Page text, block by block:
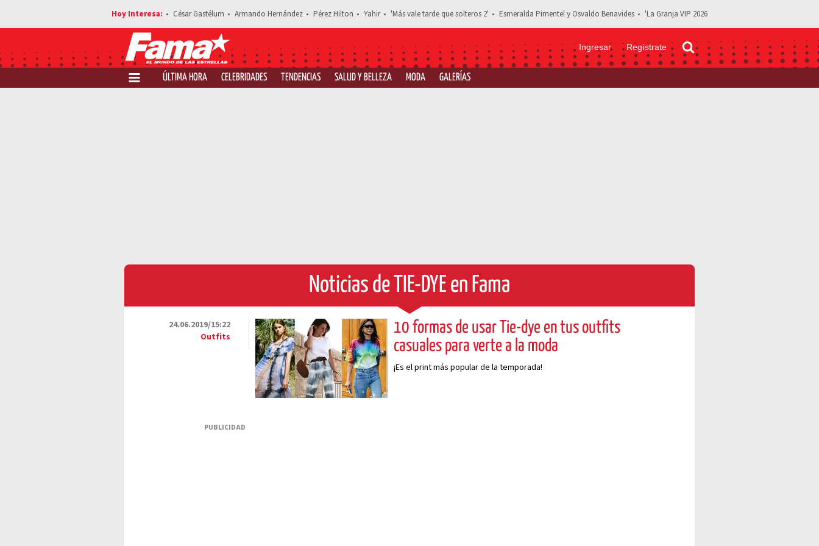
César Gastélum Armando Hernández Pérez Hilton Yahir 'Más vale tarde que solteros 2' Esmeralda Pimentel y Osvaldo Benavides 'La Granja VIP 2026
Ingresar Regístrate
ÚLTIMA HORA CELEBRIDADES TENDENCIAS SALUD Y BELLEZA MODA GALERÍAS
Noticias de TIE-DYE en Fama
24.06.2019/15:22
Outfits
10 formas de usar Tie-dye en tus outfits
casuales para verte a la moda
¡Es el print más popular de la temporada!
PUBLICIDAD